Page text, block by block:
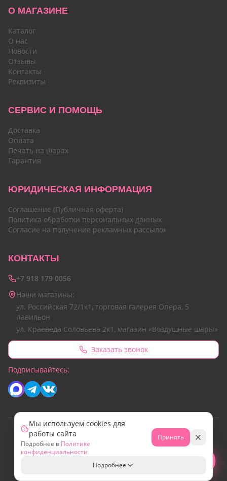
О МАГАЗИНЕ
Каталог
О нас
Новости
Отзывы
Контакты
Реквизиты
СЕРВИС И ПОМОЩЬ
Доставка
Оплата
Печать на шарах
Гарантия
ЮРИДИЧЕСКАЯ ИНФОРМАЦИЯ
Соглашение (Публичная оферта)
Политика обработки персональных данных
Согласие на получение рекламных рассылок
КОНТАКТЫ
+7 918 179 0056
Наши магазины:
ул. Российская 72/1к1, торговая галерея Опера, 5
павильон
ул. Краеведа Соловьёва 2к1, магазин «Воздушные шары»
Заказать звонок
Подписывайтесь:
© 2026 Все права защищены.
Сайт разработан командой Emotion Marketing
Свяжитесь с нами!
Мы используем cookies для
работы сайта
Подробнее в Политике
конфиденциальности
Принять
Подробнее